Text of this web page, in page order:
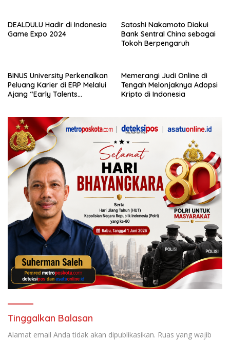
DEALDULU Hadir di Indonesia
Game Expo 2024
Satoshi Nakamoto Diakui
Bank Sentral China sebagai
Tokoh Berpengaruh
BINUS University Perkenalkan
Peluang Karier di ERP Melalui
Ajang “Early Talents
Memerangi Judi Online di
Tengah Melonjaknya Adopsi
Kripto di Indonesia
Tinggalkan Balasan
Alamat email Anda tidak akan dipublikasikan. Ruas yang wajib